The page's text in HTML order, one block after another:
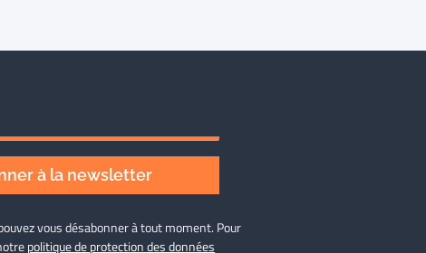
à la newsletter
vous désabonner à tout moment. Pour
politique de protection des données